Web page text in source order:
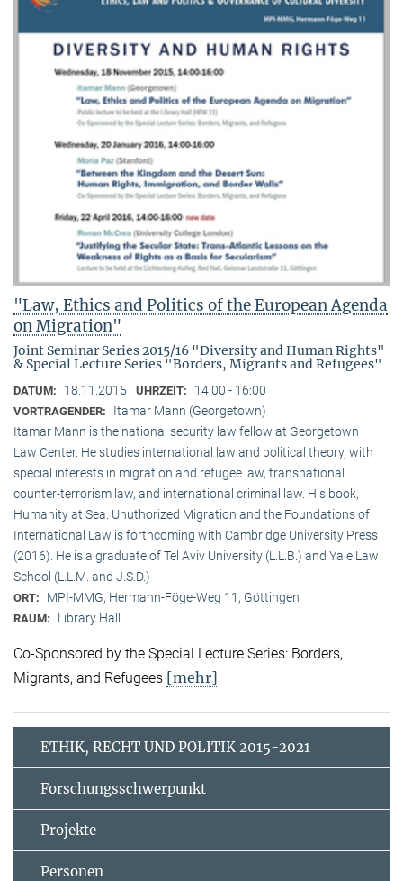
"Law, Ethics and Politics of the European Agenda
on Migration"
Joint Seminar Series 2015/16 "Diversity and Human Rights"
& Special Lecture Series "Borders, Migrants and Refugees"
DATUM: 18.11.2015 UHRZEIT: 14:00 - 16:00
VORTRAGENDER:
Itamar Mann (Georgetown)
Itamar Mann is the national security law fellow at Georgetown
Law Center. He studies international law and political theory, with
special interests in migration and refugee law, transnational
counter-terrorism law, and international criminal law. His book,
Humanity at Sea: Unuthorized Migration and the Foundations of
International Law is forthcoming with Cambridge University Press
(2016). He is a graduate of Tel Aviv University (L.L.B.) and Yale Law
School (L.L.M. and J.S.D.)
ORT: MPI-MMG, Hermann-Föge-Weg 11, Göttingen
RAUM: Library Hall
Co-Sponsored by the Special Lecture Series: Borders,
Migrants, and Refugees [mehr]
ETHIK, RECHT UND POLITIK 2015-2021
Forschungsschwerpunkt
Projekte
Personen